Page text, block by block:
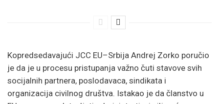
Kopredsedavajući JCC EU–Srbija Andrej Zorko poručio
je da je u procesu pristupanja važno čuti stavove svih
socijalnih partnera, poslodavaca, sindikata i
organizacija civilnog društva. Istakao je da članstvo u